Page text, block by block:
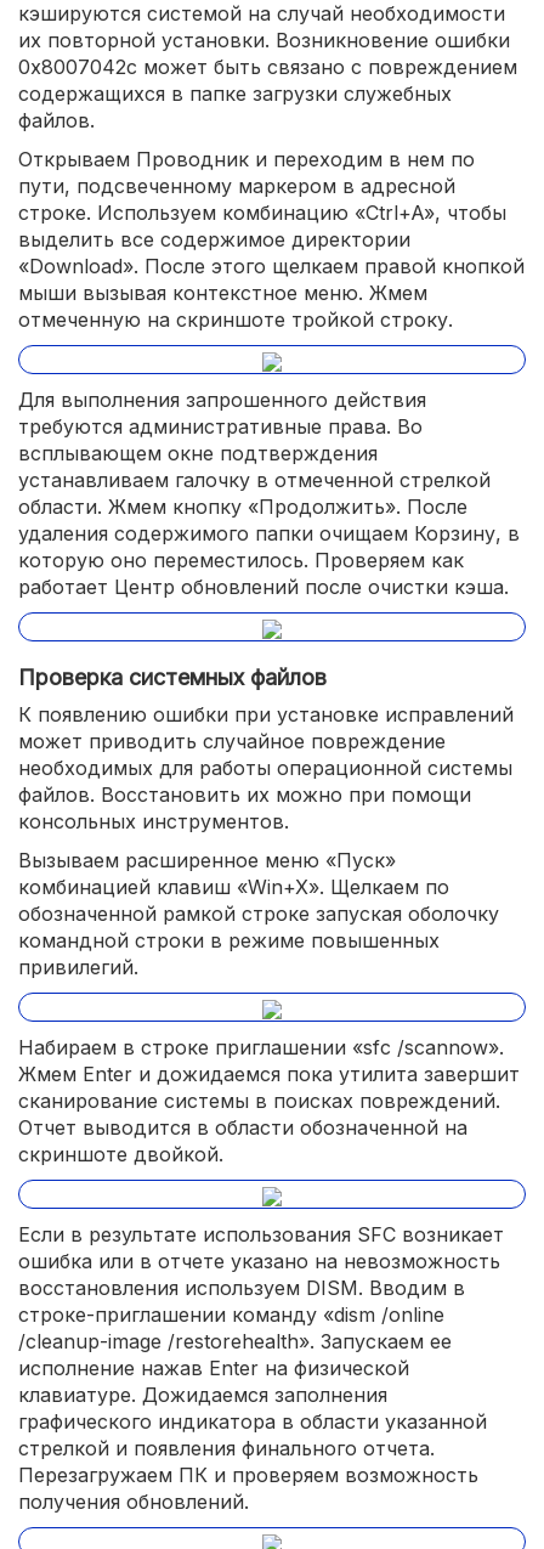
кэшируются системой на случай необходимости
их повторной установки. Возникновение ошибки
0x8007042c может быть связано с повреждением
содержащихся в папке загрузки служебных
файлов.
Открываем Проводник и переходим в нем по
пути, подсвеченному маркером в адресной
строке. Используем комбинацию «Ctrl+A», чтобы
выделить все содержимое директории
«Download». После этого щелкаем правой кнопкой
мыши вызывая контекстное меню. Жмем
отмеченную на скриншоте тройкой строку.
Для выполнения запрошенного действия
требуются административные права. Во
всплывающем окне подтверждения
устанавливаем галочку в отмеченной стрелкой
области. Жмем кнопку «Продолжить». После
удаления содержимого папки очищаем Корзину, в
которую оно переместилось. Проверяем как
работает Центр обновлений после очистки кэша.
Проверка системных файлов
К появлению ошибки при установке исправлений
может приводить случайное повреждение
необходимых для работы операционной системы
файлов. Восстановить их можно при помощи
консольных инструментов.
Вызываем расширенное меню «Пуск»
комбинацией клавиш «Win+X». Щелкаем по
обозначенной рамкой строке запуская оболочку
командной строки в режиме повышенных
привилегий.
Набираем в строке приглашении «sfc /scannow».
Жмем Enter и дожидаемся пока утилита завершит
сканирование системы в поисках повреждений.
Отчет выводится в области обозначенной на
скриншоте двойкой.
Если в результате использования SFC возникает
ошибка или в отчете указано на невозможность
восстановления используем DISM. Вводим в
строке-приглашении команду «dism /online
/cleanup-image /restorehealth». Запускаем ее
исполнение нажав Enter на физической
клавиатуре. Дожидаемся заполнения
графического индикатора в области указанной
стрелкой и появления финального отчета.
Перезагружаем ПК и проверяем возможность
получения обновлений.